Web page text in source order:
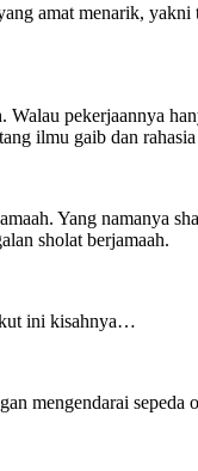
amat menarik,
pekerjaannya
ilmu gaib dan
Yang namanya
sholat berjamaah.
ini kisahnya…
mengendarai